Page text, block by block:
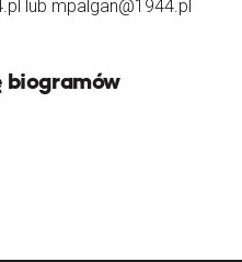
lub mpalgan@1944.pl
biogramów